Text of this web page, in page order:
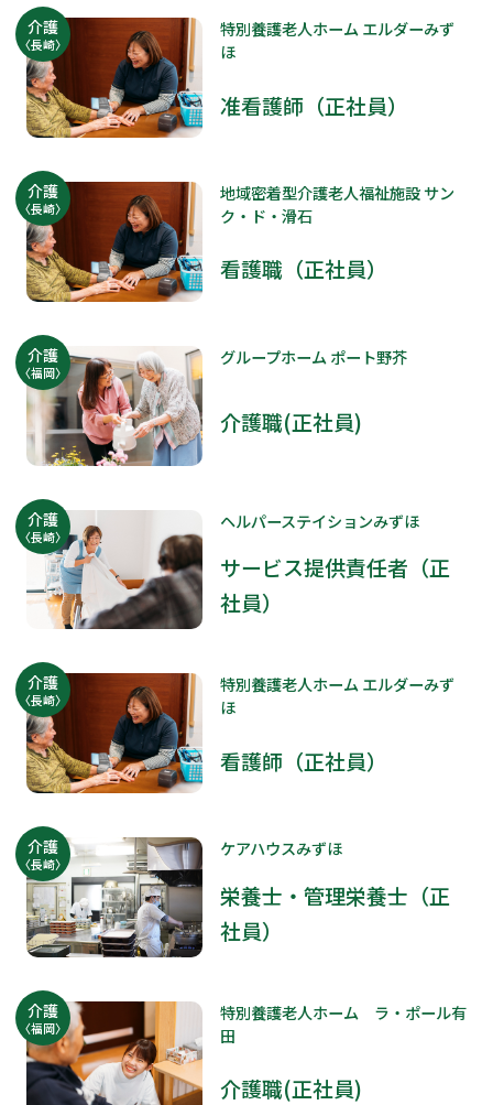
介護
〈長崎〉
特別養護老人ホーム エルダーみず
ほ
准看護師（正社員）
介護
〈長崎〉
地域密着型介護老人福祉施設 サン
ク・ド・滑石
看護職（正社員）
介護
〈福岡〉
グループホーム ポート野芥
介護職(正社員)
介護
〈長崎〉
ヘルパーステイションみずほ
サービス提供責任者（正
社員）
介護
〈長崎〉
特別養護老人ホーム エルダーみず
ほ
看護師（正社員）
介護
〈長崎〉
ケアハウスみずほ
栄養士・管理栄養士（正
社員）
介護
〈福岡〉
特別養護老人ホーム ラ・ポール有
田
介護職(正社員)